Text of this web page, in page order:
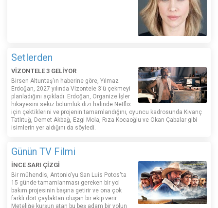
Setlerden
VİZONTELE 3 GELİYOR
Birsen Altuntaş'ın haberine göre, Yılmaz
Erdoğan, 2027 yılında Vizontele 3'ü çekmeyi
planladığını açıkladı. Erdoğan, Organize İşler
hikayesini sekiz bölümlük dizi halinde Netflix
için çektiklerini ve projenin tamamlandığını, oyuncu kadrosunda Kıvanç
Tatlıtuğ, Demet Akbağ, Ezgi Mola, Rıza Kocaoğlu ve Okan Çabalar gibi
isimlerin yer aldığını da söyledi.
Günün TV Filmi
İNCE SARI ÇİZGİ
Bir mühendis, Antonio'yu San Luis Potos'ta
15 günde tamamlanması gereken bir yol
bakım projesinin başına getirir ve ona çok
farklı dört çaylaktan oluşan bir ekip verir.
Meteliğe kurşun atan bu beş adam bir yolun